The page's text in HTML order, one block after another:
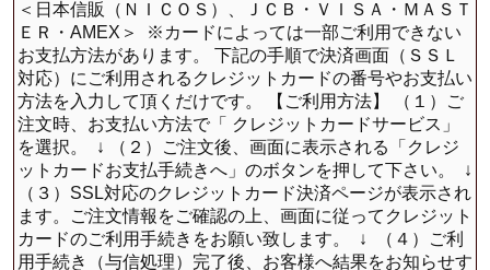
＜日本信販（ＮＩＣＯＳ）、ＪＣＢ・ＶＩＳＡ・ＭＡＳＴ
ＥＲ・AMEX＞
※カードによっては一部ご利用できない
お支払方法があります。 下記の手順で決済画面（ＳＳＬ
対応）にご利用されるクレジットカードの番号やお支払い
方法を入力して頂くだけです。 【ご利用方法】 （１）ご
注文時、お支払い方法で「 クレジットカードサービス」
を選択。
↓ （２）ご注文後、画面に表示される「クレジ
ットカードお支払手続きへ」のボタンを押して下さい。
↓
（３）SSL対応のクレジットカード決済ページが表示され
ます。ご注文情報をご確認の上、画面に従ってクレジット
カードのご利用手続きをお願い致します。
↓
（４）ご利
用手続き（与信処理）完了後、お客様へ結果をお知らせす